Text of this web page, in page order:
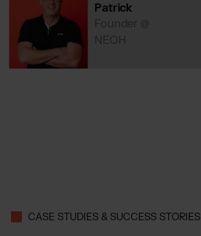
Patrick
Founder @
NEOH
CASE STUDIES & SUCCESS STORIES